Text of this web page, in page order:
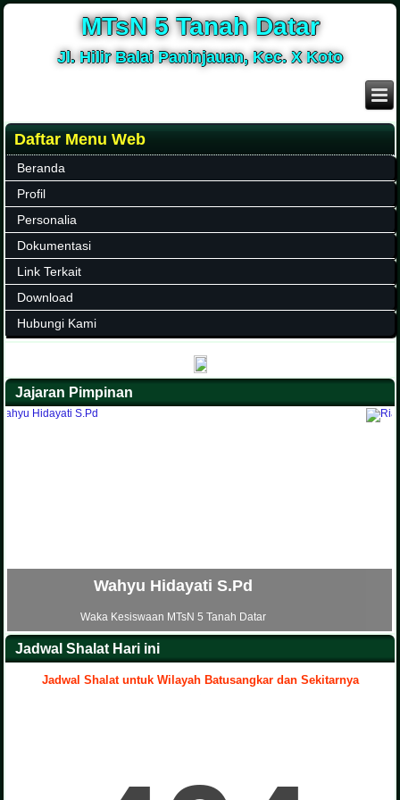
MTsN 5 Tanah Datar
Jl. Hilir Balai Paninjauan, Kec. X Koto
Daftar Menu Web
Beranda
Profil
Personalia
Dokumentasi
Link Terkait
Download
Hubungi Kami
Jajaran Pimpinan
Ria Nofia S.H.I
Waka Sarana dan Prasarana MTsN 5 Tanah Datar
Jadwal Shalat Hari ini
Jadwal Shalat untuk Wilayah Batusangkar dan Sekitarnya